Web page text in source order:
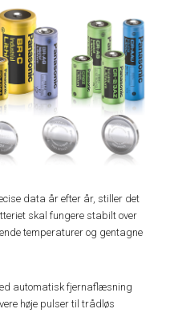
data år efter år, stiller det
skal fungere stabilt over
temperaturer og gentagne
automatisk fjernaflæsning
høje pulser til trådløs